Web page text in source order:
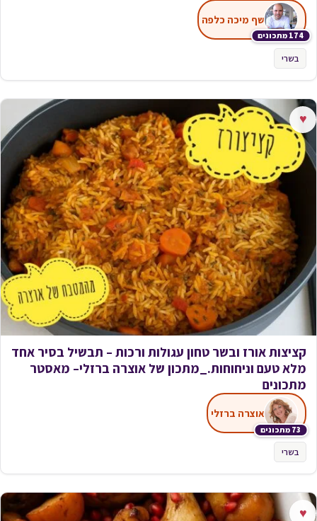
174 מתכונים
שף מיכה כלפה
בשרי
♥
קציצות אורז ובשר טחון עגולות ורכות – תבשיל בסיר אחד
מלא טעם וניחוחות._מתכון של אוצרה ברזלי– מאסטר
מתכונים
73 מתכונים
אוצרה ברזלי
בשרי
♥